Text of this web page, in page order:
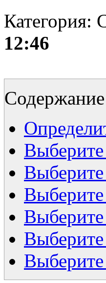
Категория:
12:46
Содержание
Выберите
Выберите